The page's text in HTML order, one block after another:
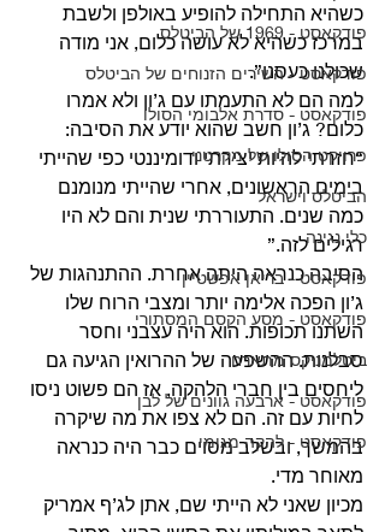
פודקאסט - 1969 של הביטלס
פודקאסט - השירים הזנוחים של הביטלס
פודקאסט - סדרת אלבומי הסולו
פרויקט הסולו של מקרטני
הביטלס וישראל
כלי נגינה
פודקאסט - בריאן אפשטיין
פודקאסט - מסע הקסם המסתורי
ביטלמניקס מתארח
פודקאסט - ארבעה גוונים של לבן
פודקאסט - להקה מגומי
כשהיא התחילה להופיע באולפן ולשבת
במרכז כשהיא לא עושה כלום, אני מודה
שכולנו כעסנו”.
למה הם לא התעמתו עם ג’ון ולא אמרו
כלום? ג’ון חשב שהוא יודע את הסיבה:
“חזרתי להיות יצירתי ודומיננטי כפי שהייתי
בימים הראשונים, אחרי שהייתי מנומנם
כמה שנים. התעוררתי שנית והם לא היו
רגילים לזה.”
הסיבה כנראה היתה אחרת. ההתנהגות של
ג’ון הפכה אלימה יותר ומצבי הרוח שלו
השתנו תכופות. הוא היה עצבני וחסר
סבלנות. ההשפעה של ההרואין הגיעה גם
ליחסים בין חברי הלהקה, אז הם פשוט ניסו
לחיות עם זה. הם לא צפו את מה שיקרה
בהמשך, ובשלב מסוים כבר היה כנראה
מאוחר מדי.
מכיון שאני לא הייתי שם, אתן לג’ף אמריק